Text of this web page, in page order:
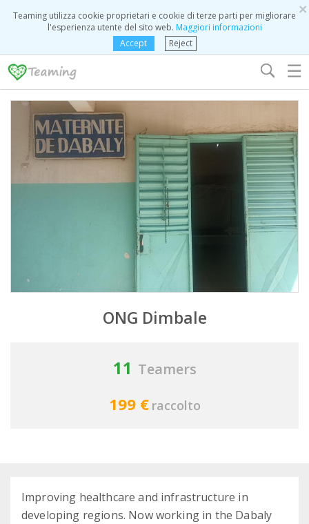
×
Teaming utilizza cookie proprietari e cookie di terze parti per migliorare
l'esperienza utente del sito web. Maggiori informazioni
Accept
Reject
☰
ONG Dimbale
11 Teamers
199 € raccolto
Improving healthcare and infrastructure in
developing regions. Now working in the Dabaly